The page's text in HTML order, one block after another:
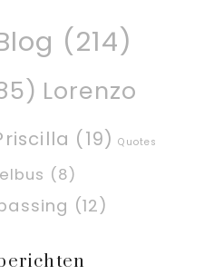
(214)
Lorenzo
(19) Quotes
(8)
(12)